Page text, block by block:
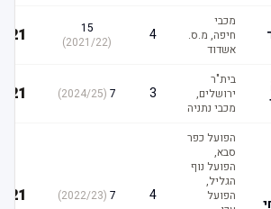
מכבי
חיפה, מ.ס.
אשדוד
15
2021/22
)
21
בית"ר
ירושלים,
מכבי נתניה
2024/25
)
21
הפועל כפר
סבא,
הפועל נוף
הגליל,
הפועל
2022/23
)
21